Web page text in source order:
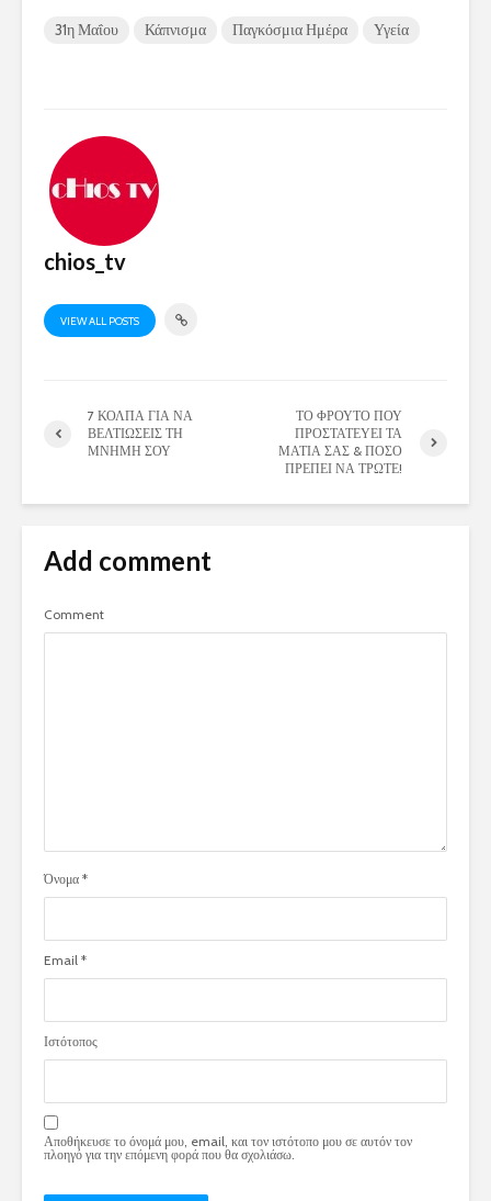
31η Μαΐου Κάπνισμα Παγκόσμια Ημέρα Υγεία
chios_tv
VIEW ALL POSTS
7 ΚΟΛΠΑ ΓΙΑ ΝΑ
ΒΕΛΤΙΩΣΕΙΣ ΤΗ
ΜΝΗΜΗ ΣΟΥ
ΤΟ ΦΡΟΥΤΟ ΠΟΥ
ΠΡΟΣΤΑΤΕΥΕΙ ΤΑ
ΜΑΤΙΑ ΣΑΣ & ΠΟΣΟ
ΠΡΕΠΕΙ ΝΑ ΤΡΩΤΕ!
Add comment
Comment
Όνομα *
Email *
Ιστότοπος
Αποθήκευσε το όνομά μου, email, και τον ιστότοπο μου σε αυτόν τον
πλοηγό για την επόμενη φορά που θα σχολιάσω.